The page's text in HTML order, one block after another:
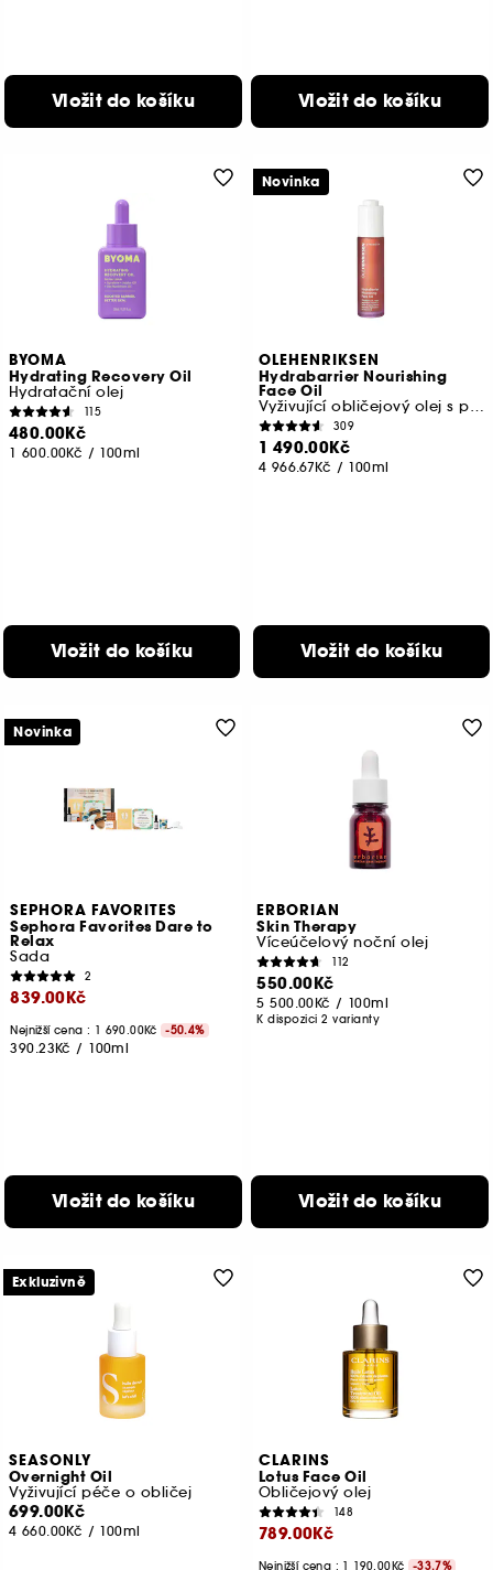
Vložit do košíku Vložit do košíku
BYOMA
Hydrating Recovery Oil
Hydratační olej
115
480.00Kč
1 600.00Kč / 100ml
Vložit do košíku
OLEHENRIKSEN
Hydrabarrier Nourishing
Face Oil
Vyživující obličejový olej s peptidy
309
1 490.00Kč
4 966.67Kč / 100ml
Vložit do košíku
Novinka
SEPHORA FAVORITES
Sephora Favorites Dare to
Relax
Sada
2
839.00Kč
Nejnižší cena : 1 690.00Kč -50.4%
390.23Kč / 100ml
Vložit do košíku
Novinka
ERBORIAN
Skin Therapy
Víceúčelový noční olej
112
550.00Kč
5 500.00Kč / 100ml
K dispozici 2 varianty
Vložit do košíku
SEASONLY
Overnight Oil
Vyživující péče o obličej
699.00Kč
4 660.00Kč / 100ml
Exkluzivně
CLARINS
Lotus Face Oil
Obličejový olej
148
789.00Kč
Nejnižší cena : 1 190.00Kč -33.7%